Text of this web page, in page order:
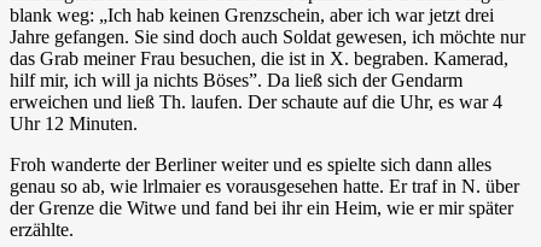
blank weg: „Ich hab keinen Grenzschein, aber ich war jetzt drei
Jahre gefangen. Sie sind doch auch Soldat gewesen, ich möchte nur
das Grab meiner Frau besuchen, die ist in X. begraben. Kamerad,
hilf mir, ich will ja nichts Böses”. Da ließ sich der Gendarm
erweichen und ließ Th. laufen. Der schaute auf die Uhr, es war 4
Uhr 12 Minuten.
Froh wanderte der Berliner weiter und es spielte sich dann alles
genau so ab, wie lrlmaier es vorausgesehen hatte. Er traf in N. über
der Grenze die Witwe und fand bei ihr ein Heim, wie er mir später
erzählte.